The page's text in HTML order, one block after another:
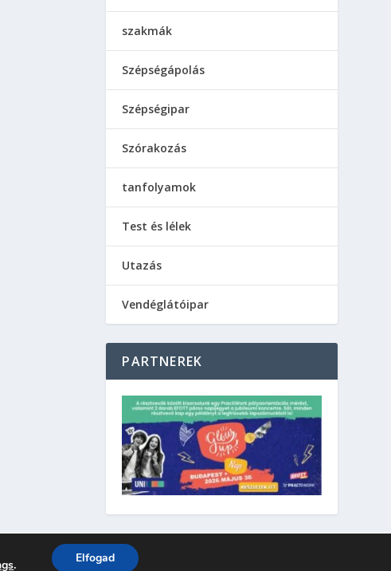
szakmák
Szépségápolás
Szépségipar
Szórakozás
tanfolyamok
Test és lélek
Utazás
Vendéglátóipar
PARTNEREK
. Elfogad